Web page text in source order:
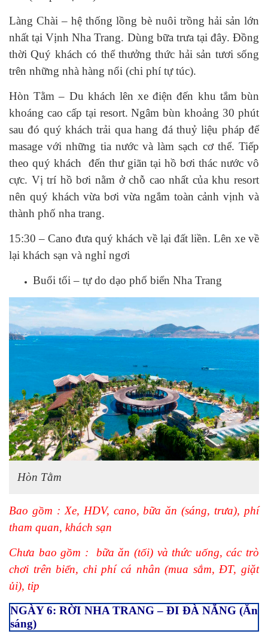
Làng Chài – hệ thống lồng bè nuôi trồng hải sản lớn
nhất tại Vịnh Nha Trang. Dùng bữa trưa tại đây. Đồng
thời Quý khách có thể thưởng thức hải sản tươi sống
trên những nhà hàng nổi (chi phí tự túc).
Hòn Tằm – Du khách lên xe điện đến khu tắm bùn
khoáng cao cấp tại resort. Ngâm bùn khoảng 30 phút
sau đó quý khách trải qua hang đá thuỷ liệu pháp để
masage với những tia nước và làm sạch cơ thể. Tiếp
theo quý khách đến thư giãn tại hồ bơi thác nước vô
cực. Vị trí hồ bơi nằm ở chỗ cao nhất của khu resort
nên quý khách vừa bơi vừa ngắm toàn cảnh vịnh và
thành phố nha trang.
15:30 – Cano đưa quý khách về lại đất liền. Lên xe về
lại khách sạn và nghỉ ngơi
Buổi tối – tự do dạo phố biển Nha Trang
Hòn Tằm
Bao gồm : Xe, HDV, cano, bữa ăn (sáng, trưa), phí
tham quan, khách sạn
Chưa bao gồm : bữa ăn (tối) và thức uống, các trò
chơi trên biển, chi phí cá nhân (mua sắm, ĐT, giặt
ủi), tip
NGÀY 6: RỜI NHA TRANG – ĐI ĐÀ NẴNG (Ăn
sáng)